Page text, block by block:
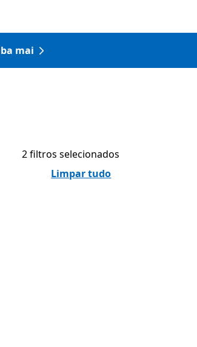
mai
2 filtros selecionados
Limpar tudo